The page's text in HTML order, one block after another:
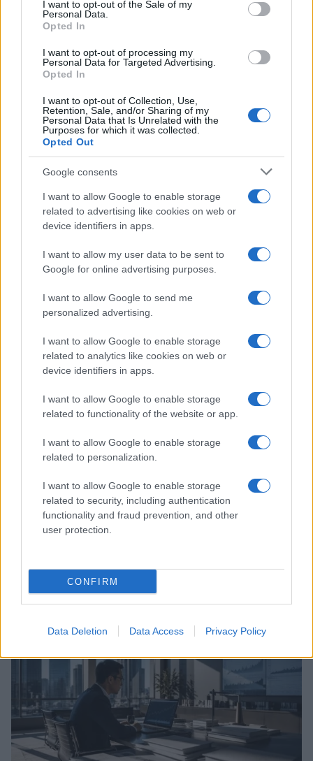
I want to opt-out of the Sale of my
Personal Data.
Opted In
I want to opt-out of processing my
Personal Data for Targeted Advertising.
Opted In
I want to opt-out of Collection, Use,
Retention, Sale, and/or Sharing of my
Personal Data that Is Unrelated with the
Purposes for which it was collected.
Opted Out
Google consents
I want to allow Google to enable storage
related to advertising like cookies on web or
device identifiers in apps.
I want to allow my user data to be sent to
Google for online advertising purposes.
I want to allow Google to send me
personalized advertising.
I want to allow Google to enable storage
related to analytics like cookies on web or
device identifiers in apps.
I want to allow Google to enable storage
related to functionality of the website or app.
I want to allow Google to enable storage
related to personalization.
I want to allow Google to enable storage
related to security, including authentication
functionality and fraud prevention, and other
user protection.
CONFIRM
Data Deletion Data Access Privacy Policy
Continuez la lecture
INVESTISSEMENTS
ETF vs actions : comment choisir pour un portefeuille débutant
INVESTISSEMENTS
Thomas Lefevre · 6 Août 2026